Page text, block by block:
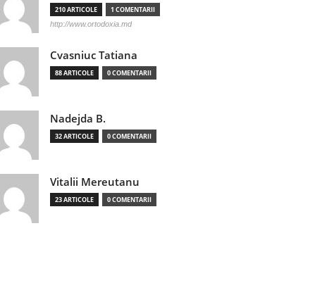
210 ARTICOLE 1 COMENTARII
http://www.ortodoxia.md
Cvasniuc Tatiana
88 ARTICOLE 0 COMENTARII
Nadejda B.
32 ARTICOLE 0 COMENTARII
Vitalii Mereutanu
23 ARTICOLE 0 COMENTARII